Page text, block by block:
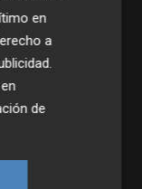
en
a
.
de